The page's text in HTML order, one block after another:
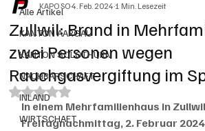
Alle Artikel
KANTON AARGAU
KANTON SOLOTHURN
NACHBARSCHAFT
INLAND
WIRTSCHAFT
Zullwil: Brand in
zwei Personen wegen
Rauchgasvergiftung im
KAPO SO4. Feb. 20241 Min. Lesezeit
Mit NaN von 5 Sternen bewertet.
In einem Mehrfamilienhaus in
Freitagnachmittag, 2. Februar